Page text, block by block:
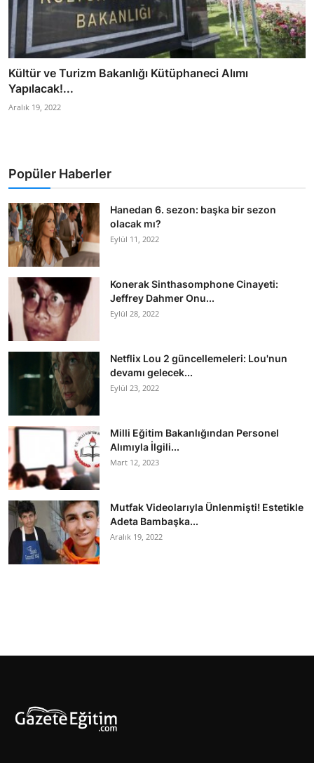
Kültür ve Turizm Bakanlığı Kütüphaneci Alımı
Yapılacak!...
Aralık 19, 2022
Popüler Haberler
Hanedan 6. sezon: başka bir sezon
olacak mı?
Eylül 11, 2022
Konerak Sinthasomphone Cinayeti:
Jeffrey Dahmer Onu...
Eylül 28, 2022
Netflix Lou 2 güncellemeleri: Lou'nun
devamı gelecek...
Eylül 23, 2022
Milli Eğitim Bakanlığından Personel
Alımıyla İlgili...
Mart 12, 2023
Mutfak Videolarıyla Ünlenmişti! Estetikle
Adeta Bambaşka...
Aralık 19, 2022